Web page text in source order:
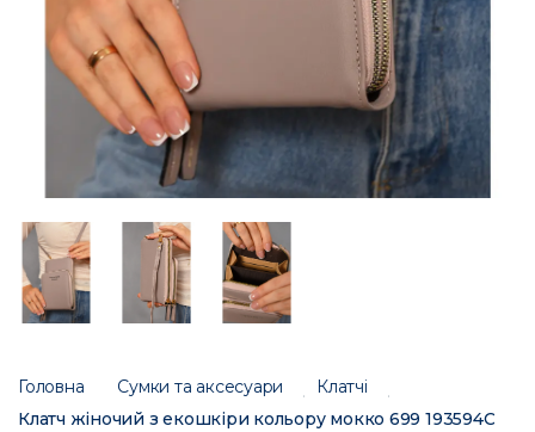
Головна Сумки та аксесуари
Клатчі
Клатч жіночий з екошкіри кольору мокко 699 193594C